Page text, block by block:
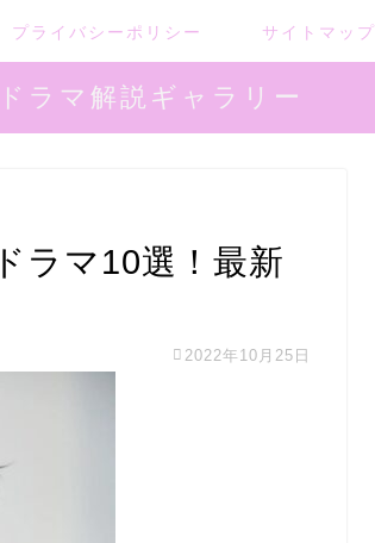
プライバシーポリシー サイトマップ
ラマ解説ギャラリー
ラマ10選！最新
2022年10月25日